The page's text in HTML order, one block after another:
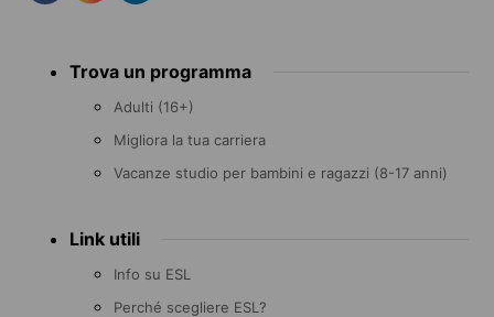
menuTrova un programma
Adulti (16+)
Migliora la tua carriera
Vacanze studio per bambini e ragazzi (8-17 anni)
Link utili
Info su ESL
Perché scegliere ESL?